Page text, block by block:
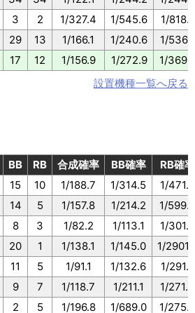
3 2 1/327.4 1/545.6
1/818.5
29 13 1/166.1 1/240.6
1/
17 12 1/156.9 1/272.9
1/
設置機種一覧へ戻る
BB RB 合成確率 BB確率
RB確率
15 10 1/188.7 1/314.5
1/471.8
14 5 1/157.8 1/214.2
1/599.8
8 3 1/82.2 1/113.1
1/301.6
20 1 1/138.1 1/145.0
1/
11 5 1/91.1 1/132.6
1/291.8
9 7 1/118.7 1/211.1
1/271.4
2 5 1/196.8 1/689.0
1/275.6